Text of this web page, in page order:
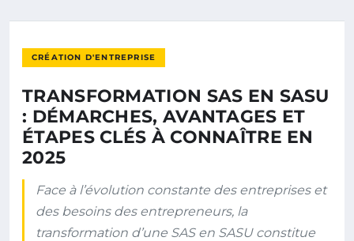
CRÉATION D'ENTREPRISE
TRANSFORMATION SAS EN SASU
: DÉMARCHES, AVANTAGES ET
ÉTAPES CLÉS À CONNAÎTRE EN
2025
Face à l’évolution constante des entreprises et
des besoins des entrepreneurs, la
transformation d’une SAS en SASU constitue